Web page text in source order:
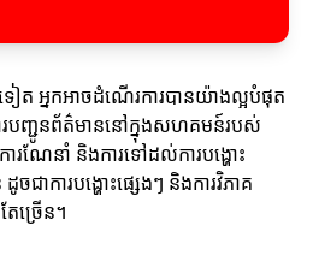
ៀត អ្នកអាចដំណើរការបានយ៉ាងល្អបំផុត
បញ្ជូនព័ត៌មាននៅក្នុងសហគមន៍របស់
ការណែនាំ និងការទៅដល់ការបង្ហោះ
ជាការបង្ហោះផ្សេងៗ និងការវិភាគ
ែច្រើន។